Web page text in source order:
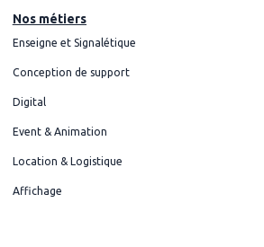
Nos métiers
Enseigne et Signalétique
Conception de support
Digital
Event & Animation
Location & Logistique
Affichage